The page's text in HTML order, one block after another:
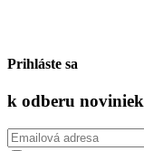
Prihláste sa
k odberu noviniek